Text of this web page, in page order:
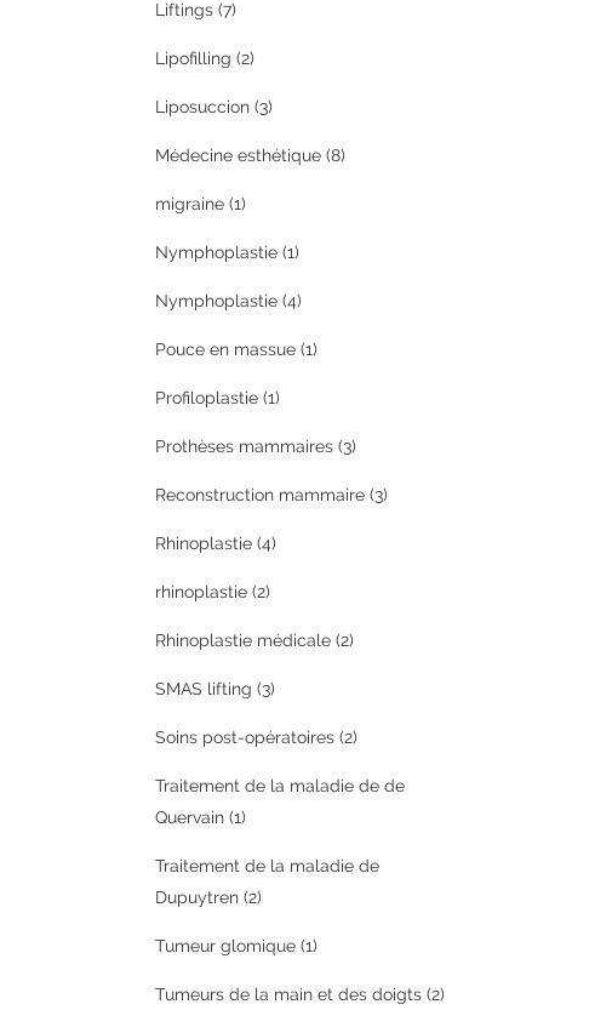
Liftings (7)
Lipofilling (2)
Liposuccion (3)
Médecine esthétique (8)
migraine (1)
Nymphoplastie (1)
Nymphoplastie (4)
Pouce en massue (1)
Profiloplastie (1)
Prothèses mammaires (3)
Reconstruction mammaire (3)
Rhinoplastie (4)
rhinoplastie (2)
Rhinoplastie médicale (2)
SMAS lifting (3)
Soins post-opératoires (2)
Traitement de la maladie de de
Quervain (1)
Traitement de la maladie de
Dupuytren (2)
Tumeur glomique (1)
Tumeurs de la main et des doigts (2)